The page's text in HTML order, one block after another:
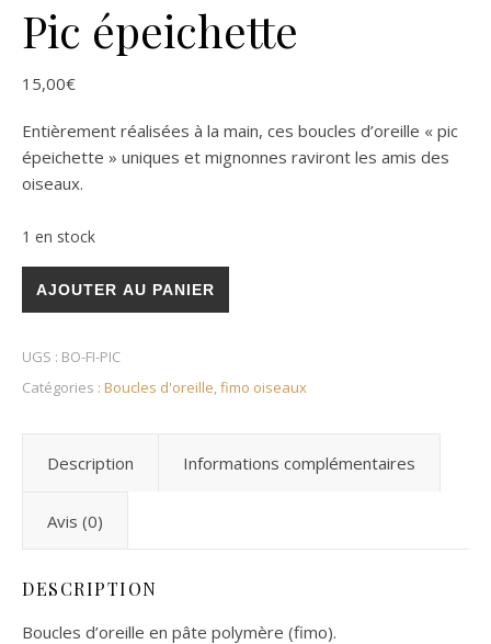
Pic épeichette
15,00€
Entièrement réalisées à la main, ces boucles d’oreille « pic
épeichette » uniques et mignonnes raviront les amis des
oiseaux.
1 en stock
quantité de Pic épeichette
AJOUTER AU PANIER
UGS : BO-FI-PIC
Catégories : Boucles d'oreille,fimo oiseaux
Description Informations complémentaires
Avis (0)
DESCRIPTION
Boucles d’oreille en pâte polymère (fimo).